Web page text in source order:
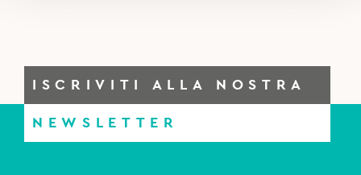
ISCRIVITI ALLA NOSTRA
NEWSLETTER